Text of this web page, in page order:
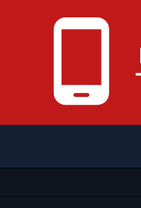
phone_android